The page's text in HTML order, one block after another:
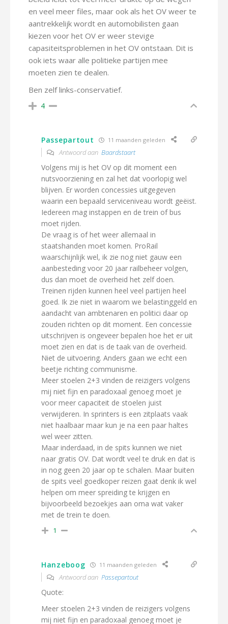
en veel meer files, maar ook als het OV weer te
aantrekkelijk wordt en automobilisten gaan
kiezen voor het OV er weer stevige
capasiteitsproblemen in het OV ontstaan. Dit is
ook iets waar alle politieke partijen mee
moeten zien te dealen.
Ben zelf links-conservatief.
4
Passepartout 11 maanden geleden
Antwoord aan Baardstaart
Volgens mij is het OV op dit moment een
nutsvoorziening en zal het dat voorlopig wel
blijven. Er worden concessies uitgegeven
waarin een bepaald serviceniveau wordt geëist.
Iedereen mag instappen en de trein of bus
moet rijden.
De vraag is of het weer allemaal in
staatshanden moet komen. ProRail
waarschijnlijk wel, ik zie nog niet gauw een
aanbesteding voor 20 jaar railbeheer volgen,
dus dan moet de overheid het zelf doen.
Treinen rijden kunnen heel veel partijen heel
goed. Ik zie niet in waarom we belastinggeld en
aandacht van ambtenaren en politici daar op
zouden richten op dit moment. Een concessie
uitschrijven is ongeveer bepalen hoe het er uit
moet zien en dat is de taak van de overheid.
Niet de uitvoering. Anders gaan we echt een
beetje richting communisme.
Meer stoelen 2+3 vinden de reizigers volgens
mij niet fijn en paradoxaal genoeg moet je
voor meer capaciteit de stoelen juist
verwijderen. In sprinters is een zitplaats vaak
niet haalbaar maar kun je na een paar haltes
wel weer zitten.
Maar inderdaad, in de spits kunnen we niet
naar gratis OV. Dat wordt veel te druk en dat is
in nog geen 20 jaar op te schalen. Maar buiten
de spits veel goedkoper reizen gaat denk ik wel
helpen om meer spreiding te krijgen en
bijvoorbeeld bezoekjes aan oma wat vaker
met de trein te doen.
1
Hanzeboog 11 maanden geleden
Antwoord aan Passepartout
Quote:
Meer stoelen 2+3 vinden de reizigers volgens
mij niet fijn en paradoxaal genoeg moet je